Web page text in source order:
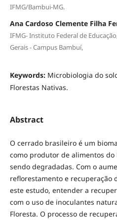
IFMG/Bambui-MG.
Ana Cardoso Clemente Filha
IFMG- Instituto Federal de
Gerais - Campus Bambuí,
Keywords: Microbiologia do
Florestas Nativas.
Abstract
O cerrado brasileiro é um
como produtor de alimentos do
sendo degradadas. Com o
reflorestamento e recuperação
este estudo, entender a
com o uso de inoculantes
Floresta. O processo de